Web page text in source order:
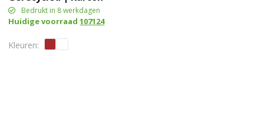
Bedrukt in 8 werkdagen
Huidige voorraad107124